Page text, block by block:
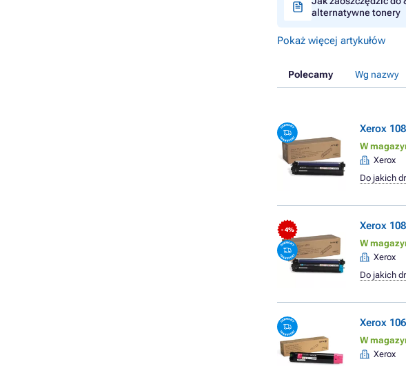
alternatywne tonery
Pokaż więcej artykułów
Polecamy Wg nazwy
Xerox
W
Xerox
Do jakich
- 4% Xerox
W
Xerox
Do jakich
Xerox
W
Xerox